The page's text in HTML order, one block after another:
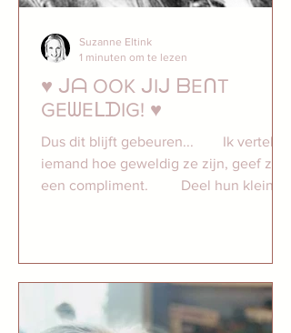
♥ ᒍᗩ OOK ᒍIᒍ ᗷEᑎT
GEᗯEᒪᗪIG! ♥⠀
Dus dit blijft gebeuren...⠀ ⠀ Ik vertel
iemand hoe geweldig ze zijn, geef ze
een compliment. ⠀ ⠀ Deel hun kleine
Suzanne Eltink
1 minuten om te lezen